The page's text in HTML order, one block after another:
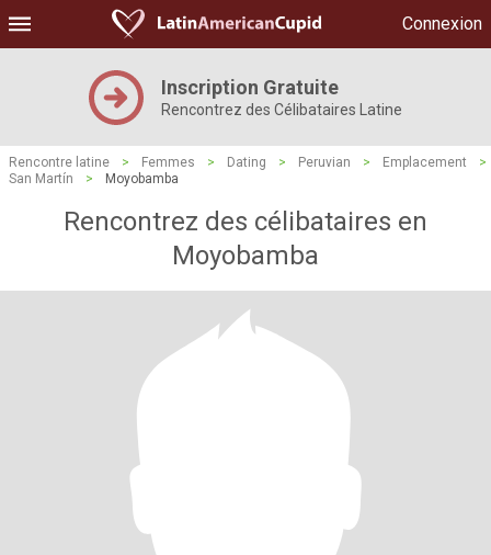
Connexion
Inscription Gratuite
Rencontrez des Célibataires Latine
Rencontre latine > Femmes > Dating > Peruvian > Emplacement
>
San Martín
> Moyobamba
Rencontrez des célibataires en
Moyobamba